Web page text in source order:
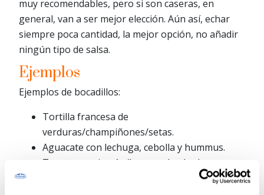
muy recomendables, pero si son caseras, en
general, van a ser mejor elección. Aún así, echar
siempre poca cantidad, la mejor opción, no añadir
ningún tipo de salsa.
Ejemplos
Ejemplos de bocadillos:
Tortilla francesa de
verduras/champiñones/setas.
Aguacate con lechuga, cebolla y hummus.
Tomate con jamón/lomo embuchado.